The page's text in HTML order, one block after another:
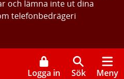
och lämna inte ut dina
telefonbedrägeri
Logga in Sök Meny